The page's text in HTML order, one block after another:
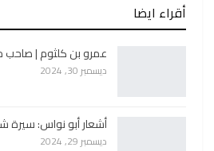
أقراء ايضا
عمرو بن كلثوم | صاحب
ديسمبر 30, 2024
أشعار أبو نواس: سيرة
ديسمبر 29, 2024